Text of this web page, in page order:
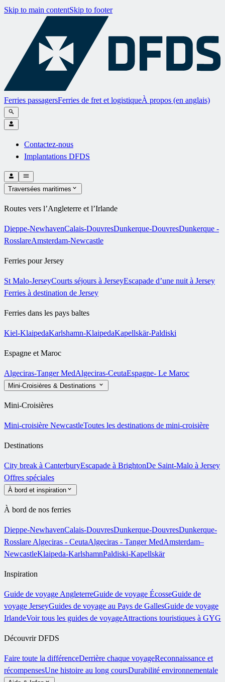
Skip to main contentSkip to footer
Ferries passagersFerries de fret et logistiqueÀ propos (en anglais)
Contactez-nous
Implantations DFDS
Traversées maritimes
Routes vers l’Angleterre et l’Irlande
Dieppe-NewhavenCalais-DouvresDunkerque-DouvresDunkerque -
RosslareAmsterdam-Newcastle
Ferries pour Jersey
St Malo-JerseyCourts séjours à JerseyEscapade d’une nuit à Jersey
Ferries à destination de Jersey
Ferries dans les pays baltes
Kiel-KlaipedaKarlshamn-KlaipedaKapellskär-Paldiski
Espagne et Maroc
Algeciras-Tanger MedAlgeciras-CeutaEspagne- Le Maroc
Mini-Croisières & Destinations
Mini-Croisières
Mini-croisière NewcastleToutes les destinations de mini-croisière
Destinations
City break à CanterburyEscapade à BrightonDe Saint-Malo à Jersey
Offres spéciales
À bord et inspiration
À bord de nos ferries
Dieppe-NewhavenCalais-DouvresDunkerque-DouvresDunkerque-
Rosslare Algeciras - CeutaAlgeciras - Tanger MedAmsterdam–
NewcastleKlaipeda-KarlshamnPaldiski-Kapellskär
Inspiration
Guide de voyage AngleterreGuide de voyage ÉcosseGuide de
voyage JerseyGuides de voyage au Pays de GallesGuide de voyage
IrlandeVoir tous les guides de voyageAttractions touristiques à GYG
Découvrir DFDS
Faire toute la différenceDerrière chaque voyageReconnaissance et
récompensesUne histoire au long coursDurabilité environnementale